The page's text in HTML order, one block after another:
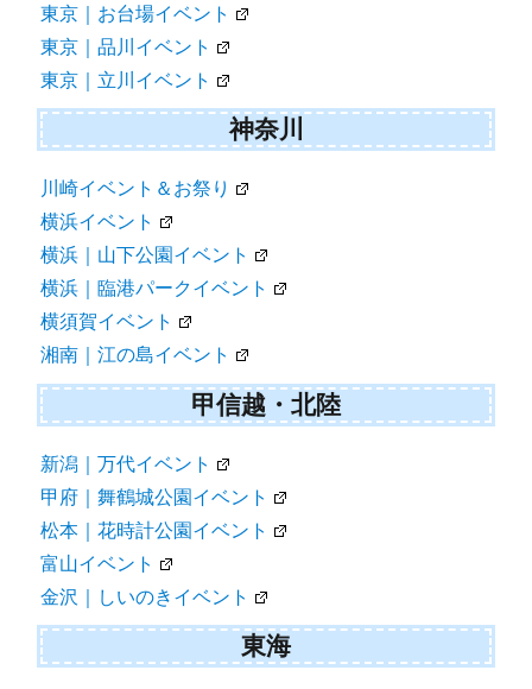
東京｜お台場イベント
東京｜品川イベント
東京｜立川イベント
神奈川
川崎イベント＆お祭り
横浜イベント
横浜｜山下公園イベント
横浜｜臨港パークイベント
横須賀イベント
湘南｜江の島イベント
甲信越・北陸
新潟｜万代イベント
甲府｜舞鶴城公園イベント
松本｜花時計公園イベント
富山イベント
金沢｜しいのきイベント
東海